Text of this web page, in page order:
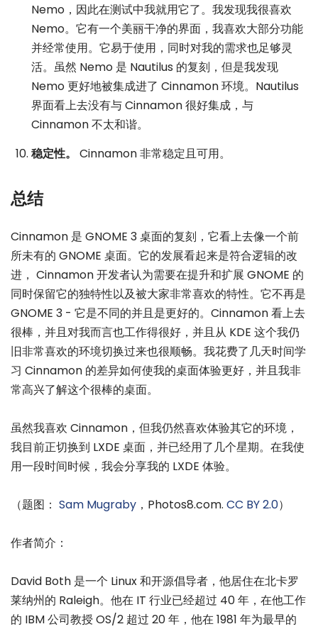
Nemo，因此在测试中我就用它了。我发现我很喜欢
Nemo。它有一个美丽干净的界面，我喜欢大部分功能
并经常使用。它易于使用，同时对我的需求也足够灵
活。虽然 Nemo 是 Nautilus 的复刻，但是我发现
Nemo 更好地被集成进了 Cinnamon 环境。Nautilus
界面看上去没有与 Cinnamon 很好集成，与
Cinnamon 不太和谐。
稳定性。
Cinnamon 非常稳定且可用。
总结
Cinnamon 是 GNOME 3 桌面的复刻，它看上去像一个前
所未有的 GNOME 桌面。它的发展看起来是符合逻辑的改
进， Cinnamon 开发者认为需要在提升和扩展 GNOME 的
同时保留它的独特性以及被大家非常喜欢的特性。它不再是
GNOME 3 - 它是不同的并且是更好的。Cinnamon 看上去
很棒，并且对我而言也工作得很好，并且从 KDE 这个我仍
旧非常喜欢的环境切换过来也很顺畅。我花费了几天时间学
习 Cinnamon 的差异如何使我的桌面体验更好，并且我非
常高兴了解这个很棒的桌面。
虽然我喜欢 Cinnamon，但我仍然喜欢体验其它的环境，
我目前正切换到 LXDE 桌面，并已经用了几个星期。在我使
用一段时间时候，我会分享我的 LXDE 体验。
（题图： Sam Mugraby ，Photos8.com. CC BY 2.0）
作者简介：
David Both 是一个 Linux 和开源倡导者，他居住在北卡罗
莱纳州的 Raleigh。他在 IT 行业已经超过 40 年，在他工作
的 IBM 公司教授 OS/2 超过 20 年，他在 1981 年为最早的